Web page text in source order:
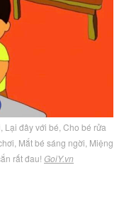
Lại đây với bé, Cho bé rửa
Mắt bé sáng ngời, Miệng
rất đau! GoiY.vn